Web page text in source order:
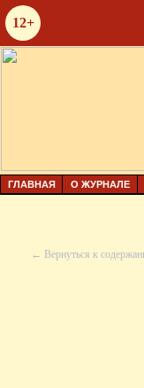
12+
ГЛАВНАЯ О ЖУРНАЛЕ
← Вернуться к